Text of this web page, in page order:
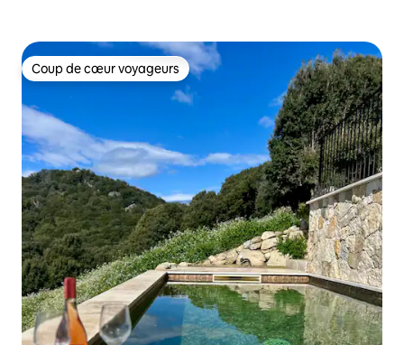
Coup de cœur voyageurs
Coup de cœur voyageurs